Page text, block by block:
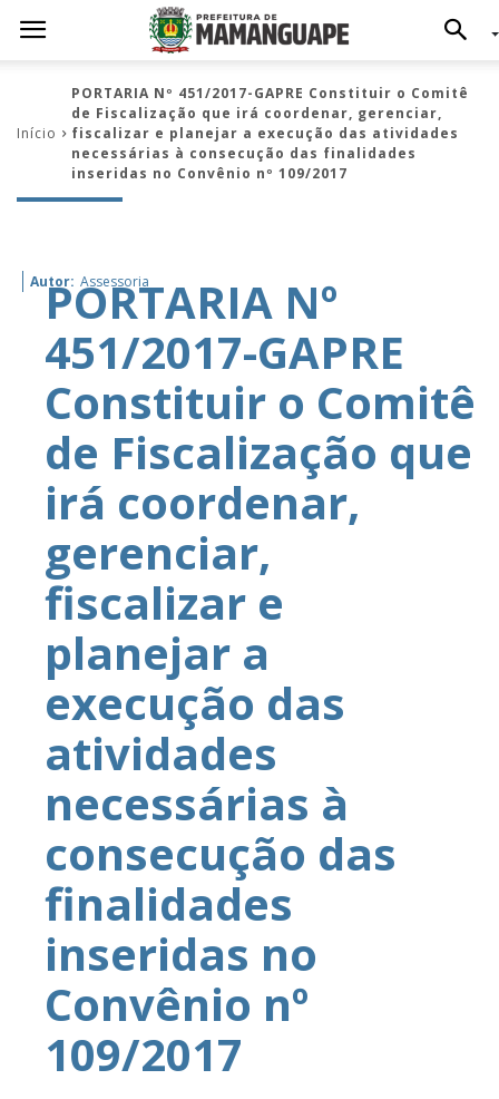
Início
PORTARIA Nº 451/2017-GAPRE Constituir o Comitê
de Fiscalização que irá coordenar, gerenciar,
fiscalizar e planejar a execução das atividades
necessárias à consecução das finalidades
inseridas no Convênio nº 109/2017
Autor: Assessoria
PORTARIA Nº
451/2017-GAPRE
Constituir o Comitê
de Fiscalização que
irá coordenar,
gerenciar,
fiscalizar e
planejar a
execução das
atividades
necessárias à
consecução das
finalidades
inseridas no
Convênio nº
109/2017